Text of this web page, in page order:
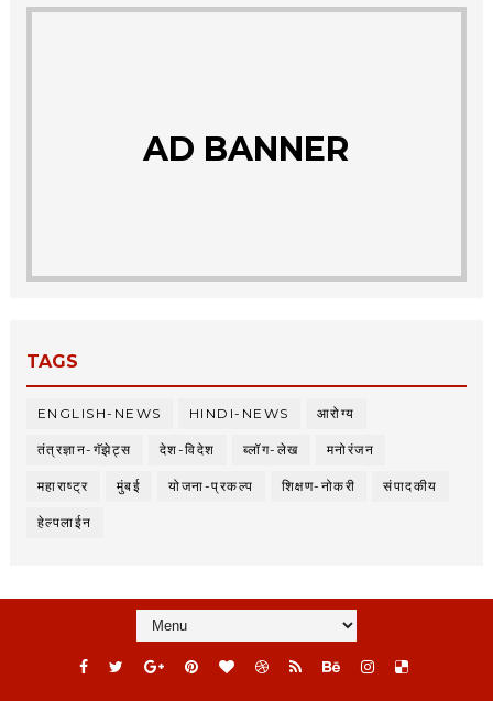
AD BANNER
TAGS
ENGLISH-NEWS HINDI-NEWS आरोग्य
तंत्रज्ञान-गॅझेट्स देश-विदेश ब्लॉग-लेख मनोरंजन
महाराष्ट्र मुंबई योजना-प्रकल्प शिक्षण-नोकरी संपादकीय
हेल्पलाईन